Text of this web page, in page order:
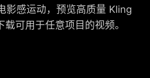
影感运动，预览高质量 Kling
可用于任意项目的视频。